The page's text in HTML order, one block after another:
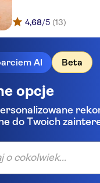
Bhar
Manara
Palm Djerba
Beach
4,68/5 (13)
AI Beta
opcje
do Twoich
o cokolwiek...